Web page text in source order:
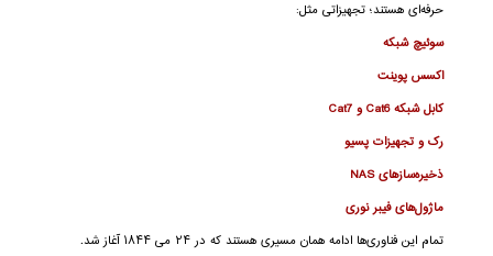
حرفه‌ای هستند؛ تجهیزاتی مثل:
سوئیچ شبکه
اکسس پوینت
کابل شبکه Cat6 و Cat7
رک و تجهیزات پسیو
ذخیره‌سازهای NAS
ماژول‌های فیبر نوری
تمام این فناوری‌ها ادامه همان مسیری هستند که در ۲۴ می ۱۸۴۴ آغاز شد.